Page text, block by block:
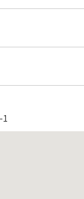
1